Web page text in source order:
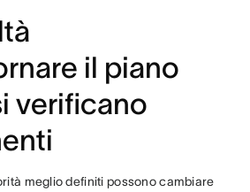
il piano
verificano
meglio definiti possono cambiare